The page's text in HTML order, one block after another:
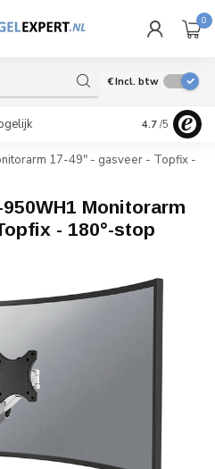
0
€Incl. btw
Levering
4.7 /5
17-49" - gasveer - Topfix -
Monitorarm
- 180°-stop